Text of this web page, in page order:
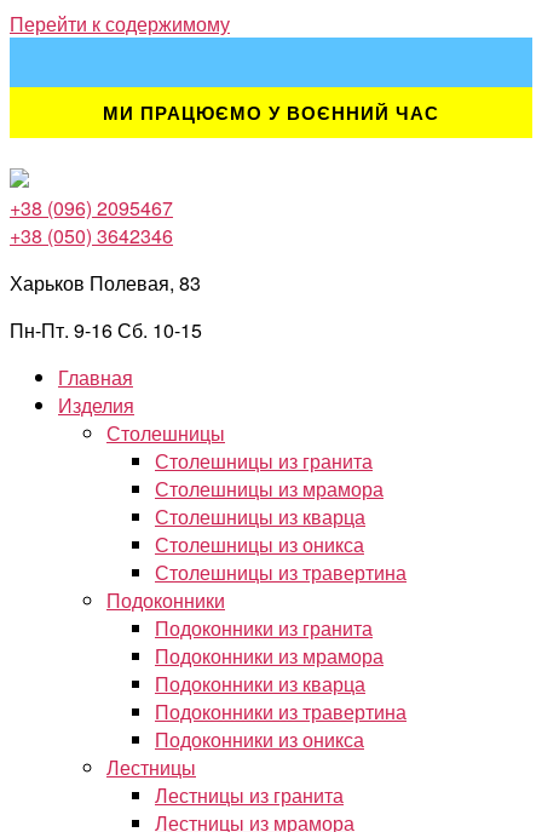
Перейти к содержимому
МИ ПРАЦЮЄМО У ВОЄННИЙ ЧАС
+38 (096) 2095467
+38 (050) 3642346
Харьков Полевая, 83
Пн-Пт. 9-16 Сб. 10-15
Главная
Изделия
Столешницы
Столешницы из гранита
Столешницы из мрамора
Столешницы из кварца
Столешницы из оникса
Столешницы из травертина
Подоконники
Подоконники из гранита
Подоконники из мрамора
Подоконники из кварца
Подоконники из травертина
Подоконники из оникса
Лестницы
Лестницы из гранита
Лестницы из мрамора